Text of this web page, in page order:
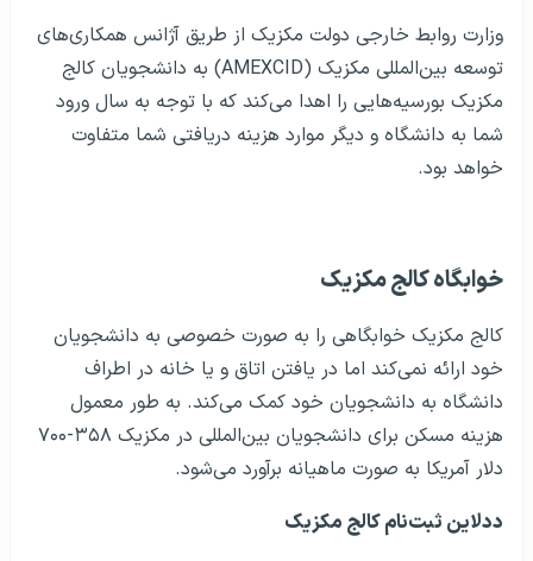
وزارت روابط خارجی دولت مکزیک از طریق آژانس همکاری‌های
توسعه بین‌المللی مکزیک (AMEXCID) به دانشجویان کالج
مکزیک بورسیه‌هایی را اهدا می‌کند که با توجه به سال ورود
شما به دانشگاه و دیگر موارد هزینه دریافتی شما متفاوت
خواهد بود.
خوابگاه کالج مکزیک
کالج مکزیک خوابگاهی را به صورت خصوصی به دانشجویان
خود ارائه نمی‌کند اما در یافتن اتاق و یا خانه در اطراف
دانشگاه به دانشجویان خود کمک می‌کند. به طور معمول
هزینه مسکن برای دانشجویان بین‌المللی در مکزیک ۳۵۸-۷۰۰
دلار آمریکا به صورت ماهیانه برآورد می‌شود.
ددلاين ثبت‌نام کالج مکزیک